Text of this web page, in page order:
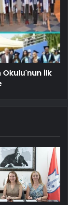
Okulu'nun ilk